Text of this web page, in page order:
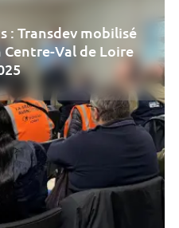
: Transdev mobilisé
Centre-Val de Loire